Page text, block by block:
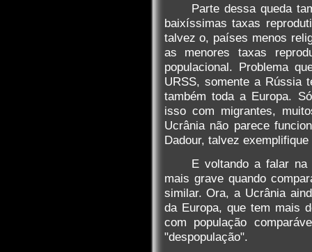
Parte dessa queda
baixíssimas taxas
talvez o, países menos
as menores taxas
populacional. Problema
URSS, somente a Rússia
também toda a Europa.
isso com migrantes,
Ucrânia não parece
Dadour, talvez exemplifique
E voltando a falar na
mais grave quando
similar. Ora, a Ucrânia
da Europa, que tem mais
com população
"despopulação".